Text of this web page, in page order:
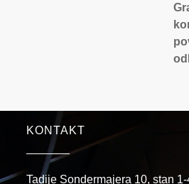
KONTAKT
Tadije Sondermajera 10, stan